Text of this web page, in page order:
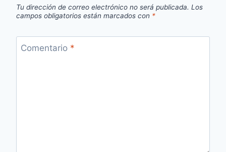
Tu dirección de correo electrónico no será publicada. Los
campos obligatorios están marcados con *
Comentario *